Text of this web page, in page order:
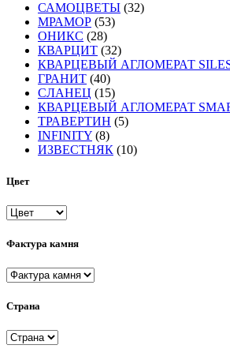
САМОЦВЕТЫ (32)
МРАМОР (53)
ОНИКС (28)
КВАРЦИТ (32)
КВАРЦЕВЫЙ АГЛОМЕРАТ
ГРАНИТ (40)
СЛАНЕЦ (15)
КВАРЦЕВЫЙ АГЛОМЕРАТ
ТРАВЕРТИН (5)
INFINITY (8)
ИЗВЕСТНЯК (10)
Цвет
Фактура камня
Страна